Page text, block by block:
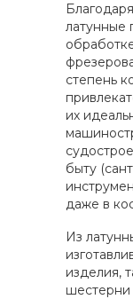
латунные
степень
их
быту
даже в
Из
изделия,
шестерни